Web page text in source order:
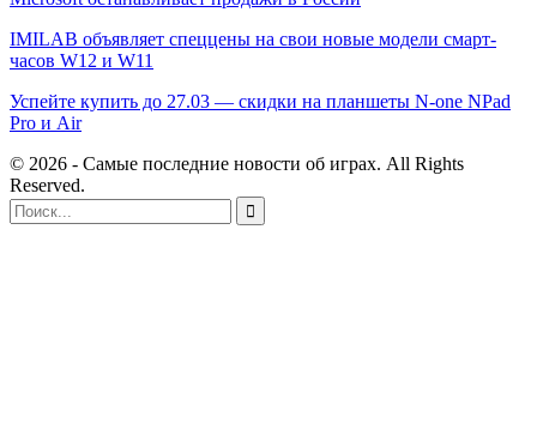
IMILAB объявляет спеццены на свои новые модели смарт-
часов W12 и W11
Успейте купить до 27.03 — скидки на планшеты N-one NPad
Pro и Air
© 2026 - Самые последние новости об играх. All Rights
Reserved.